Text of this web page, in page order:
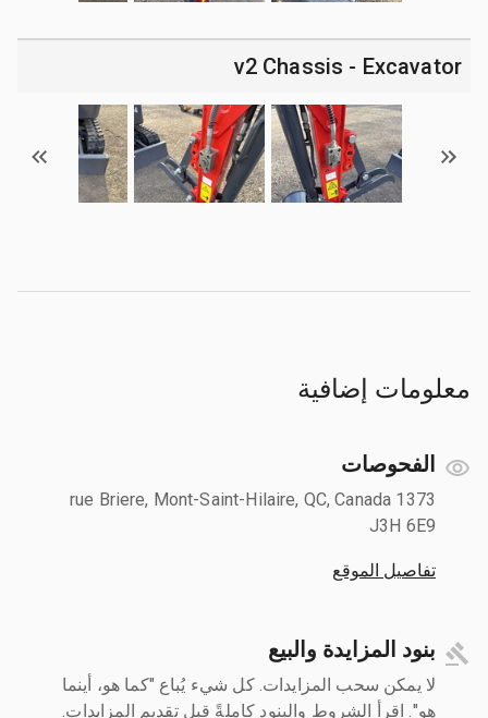
v2 Chassis - Excavator
معلومات إضافية
الفحوصات
1373 rue Briere, Mont-Saint-Hilaire, QC, Canada
J3H 6E9
تفاصيل الموقع
بنود المزايدة والبيع
لا يمكن سحب المزايدات. كل شيء يُباع "كما هو، أينما
هو". اقرأ الشروط والبنود كاملةً قبل تقديم المزايدات.